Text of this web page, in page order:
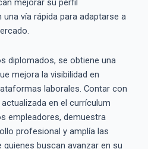
mejorar su perfil
vía rápida para adaptarse a
diplomados, se obtiene una
mejora la visibilidad en
laborales. Contar con
en el currículum
empleadores, demuestra
profesional y amplía las
buscan avanzar en su